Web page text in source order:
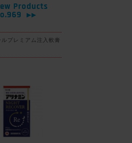
Products
▶▶
ルプレミアム注入軟膏